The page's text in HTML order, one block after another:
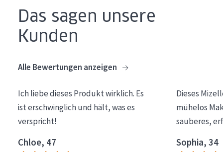
Essentials
Lift+
Empfindliche Haut
Normale bis trockene Haut
Mischhaut und fettige Haut
Das sagen unsere
Kunden
Alle Bewertungen anzeigen
Ich liebe dieses Produkt wirklich. Es
ist erschwinglich und hält, was es
verspricht!
Chloe, 47
Dieses
mühelos
sauberes,
Sophia, 34